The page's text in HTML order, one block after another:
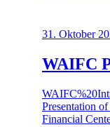
31. Oktober
WAIFC
Presentation
Financial